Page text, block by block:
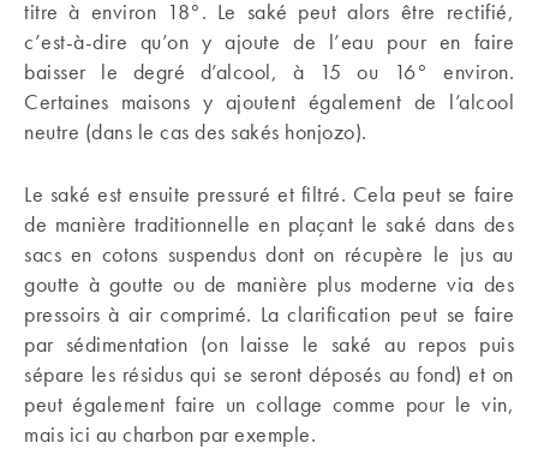
titre à environ 18°. Le saké peut alors être rectifié,
c’est-à-dire qu’on y ajoute de l’eau pour en faire
baisser le degré d’alcool, à 15 ou 16° environ.
Certaines maisons y ajoutent également de l’alcool
neutre (dans le cas des sakés honjozo).
Le saké est ensuite pressuré et filtré. Cela peut se faire
de manière traditionnelle en plaçant le saké dans des
sacs en cotons suspendus dont on récupère le jus au
goutte à goutte ou de manière plus moderne via des
pressoirs à air comprimé. La clarification peut se faire
par sédimentation (on laisse le saké au repos puis
sépare les résidus qui se seront déposés au fond) et on
peut également faire un collage comme pour le vin,
mais ici au charbon par exemple.